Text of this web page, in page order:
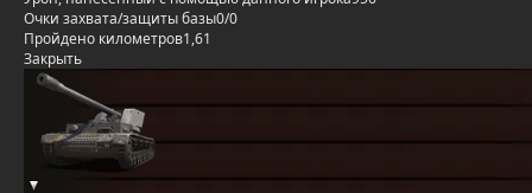
Очки захвата/защиты базы0/0
Пройдено километров1,61
Закрыть